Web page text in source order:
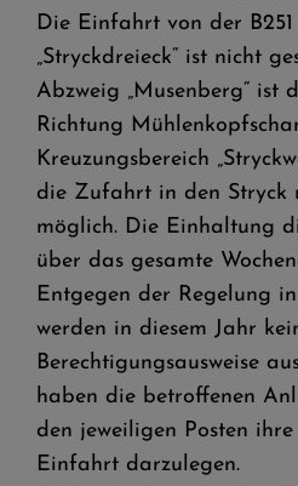
Die Einfahrt von der
„Stryckdreieck“ ist nicht
Abzweig „Musenberg“ ist
Richtung
Kreuzungsbereich
die Zufahrt in den Stryck
möglich. Die Einhaltung
über das gesamte
Entgegen der Regelung
werden in diesem Jahr
Berechtigungsausweise
haben die betroffenen
den jeweiligen Posten
Einfahrt darzulegen.